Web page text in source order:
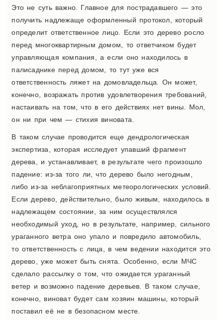
Это не суть важно. Главное для пострадавшего — это
получить надлежаще оформленный протокол, который
определит ответственное лицо. Если это дерево росло
перед многоквартирным домом, то ответчиком будет
управляющая компания, а если оно находилось в
палисаднике перед домом, то тут уже вся
ответственность ляжет на домовладельца. Он может,
конечно, возражать против удовлетворения требований,
настаивать на том, что в его действиях нет вины. Мол,
он ни при чем — стихия виновата.
В таком случае проводится еще дендрологическая
экспертиза, которая исследует упавший фрагмент
дерева, и устанавливает, в результате чего произошло
падение: из-за того ли, что дерево было негодным,
либо из-за неблагоприятных метеорологических условий.
Если дерево, действительно, было живым, находилось в
надлежащем состоянии, за ним осуществлялся
необходимый уход, но в результате, например, сильного
ураганного ветра оно упало и повредило автомобиль,
то ответственность с лица, в чем ведении находится это
дерево, уже может быть снята. Особенно, если МЧС
сделало рассылку о том, что ожидается ураганный
ветер и возможно падение деревьев. В таком случае,
конечно, виноват будет сам хозяин машины, который
поставил её не в безопасном месте.